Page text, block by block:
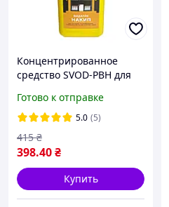
Концентрированное
средство SVOD-РВН для
теплообменного и
теплоэнергетического
оборудования 1 л
Готово к отправке
5.0 (5)
398.40₴
415 ₴
Купить